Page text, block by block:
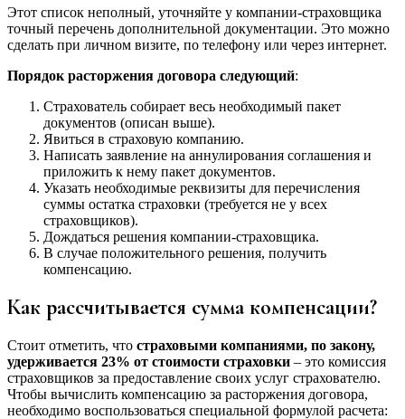
Этот список неполный, уточняйте у компании-страховщика
точный перечень дополнительной документации. Это можно
сделать при личном визите, по телефону или через интернет.
Порядок расторжения договора следующий:
Страхователь собирает весь необходимый пакет
документов (описан выше).
Явиться в страховую компанию.
Написать заявление на аннулирования соглашения и
приложить к нему пакет документов.
Указать необходимые реквизиты для перечисления
суммы остатка страховки (требуется не у всех
страховщиков).
Дождаться решения компании-страховщика.
В случае положительного решения, получить
компенсацию.
Как рассчитывается сумма компенсации?
Стоит отметить, что страховыми компаниями, по закону,
удерживается 23% от стоимости страховки – это комиссия
страховщиков за предоставление своих услуг страхователю.
Чтобы вычислить компенсацию за расторжения договора,
необходимо воспользоваться специальной формулой расчета: